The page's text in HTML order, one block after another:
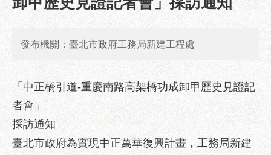
關
介
務
資
訊
政
府
發布機關：臺北市政府工務局新建工程處
「中正橋引道-重慶南路高架橋功成卸甲歷史見證記
者會」
採訪通知
臺北市政府為實現中正萬華復興計畫，工務局新建